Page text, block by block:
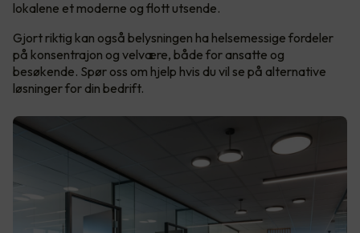
lokalene et moderne og flott utsende.
Gjort riktig kan også belysningen ha helsemessige fordeler
på konsentrajon og velvære, både for ansatte og
besøkende. Spør oss om hjelp hvis du vil se på alternative
løsninger for din bedrift.